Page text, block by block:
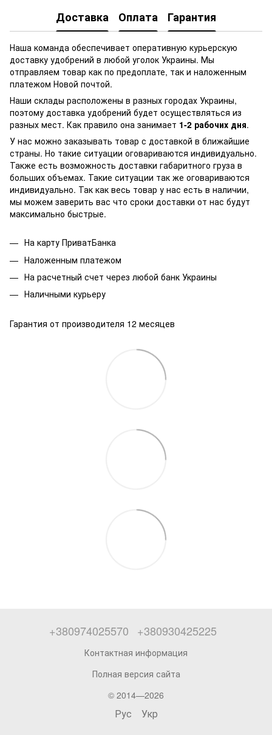
Доставка Оплата Гарантия
Наша команда обеспечивает оперативную курьерскую
доставку удобрений в любой уголок Украины. Мы
отправляем товар как по предоплате, так и наложенным
платежом Новой почтой.
Наши склады расположены в разных городах Украины,
поэтому доставка удобрений будет осуществляться из
разных мест. Как правило она занимает 1-2 рабочих дня.
У нас можно заказывать товар с доставкой в ближайшие
страны. Но такие ситуации оговариваются индивидуально.
Также есть возможность доставки габаритного груза в
больших объемах. Такие ситуации так же оговариваются
индивидуально. Так как весь товар у нас есть в наличии,
мы можем заверить вас что сроки доставки от нас будут
максимально быстрые.
На карту ПриватБанка
Наложенным платежом
На расчетный счет через любой банк Украины
Наличными курьеру
Гарантия от производителя 12 месяцев
+380974025570 +380930425225
Контактная информация
Полная версия сайта
© 2014—2026
Рус Укр